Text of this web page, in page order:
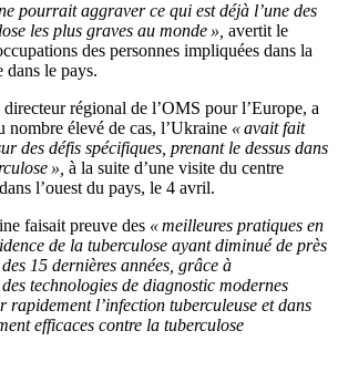
pourrait aggraver ce qui est déjà l’une des
les plus graves au monde », avertit le
des personnes impliquées dans la
dans le pays.
régional de l’OMS pour l’Europe, a
nombre élevé de cas, l’Ukraine « avait fait
des défis spécifiques, prenant le dessus dans
», à la suite d’une visite du centre
l’ouest du pays, le 4 avril.
faisait preuve des « meilleures pratiques en
de la tuberculose ayant diminué de près
15 dernières années, grâce à
technologies de diagnostic modernes
rapidement l’infection tuberculeuse et dans
efficaces contre la tuberculose